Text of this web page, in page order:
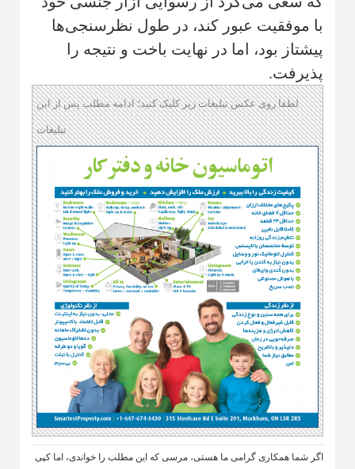
با موفقیت عبور کند، در طول نظرسنجی‌ها
پیشتاز بود، اما در نهایت باخت و نتیجه را
پذیرفت.
لطفا روی عکس تبلیغات زیر کلیک کنید؛ ادامه مطلب پس از این
تبلیغات
اگر شما همکاری گرامی ما هستی، مرسی که این مطلب را خواندی، اما کپی